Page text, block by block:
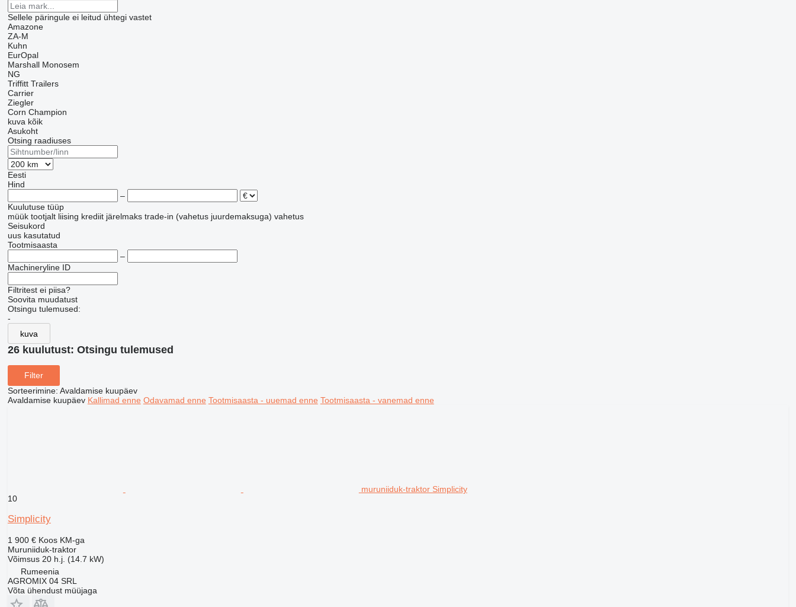
Sellele päringule ei leitud ühtegi vastet
Amazone
ZA-M
Kuhn
EurOpal
Marshall Monosem
NG
Triffitt Trailers
Carrier
Ziegler
Corn Champion
kuva kõik
Asukoht
Otsing raadiuses
Eesti
Hind
–
Kuulutuse tüüp
müük tootjalt liising krediit järelmaks trade-in (vahetus juurdemaksuga) vahetus
Seisukord
uus kasutatud
Tootmisaasta
–
Machineryline ID
Filtritest ei piisa?
Soovita muudatust
Otsingu tulemused:
-
kuva
26 kuulutust: Otsingu tulemused
Filter
Sorteerimine: Avaldamise kuupäev
Avaldamise kuupäev Kallimad enne Odavamad enne Tootmisaasta - uuemad enne Tootmisaasta - vanemad enne
muruniiduk-traktor Simplicity
10
Simplicity
1 900 € Koos KM-ga
Muruniiduk-traktor
Võimsus 20 h.j. (14.7 kW)
Rumeenia
AGROMIX 04 SRL
Võta ühendust müüjaga